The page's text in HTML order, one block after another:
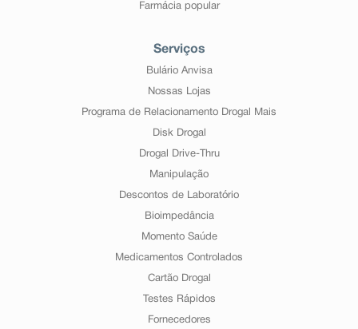
Farmácia popular
Serviços
Bulário Anvisa
Nossas Lojas
Programa de Relacionamento Drogal Mais
Disk Drogal
Drogal Drive-Thru
Manipulação
Descontos de Laboratório
Bioimpedância
Momento Saúde
Medicamentos Controlados
Cartão Drogal
Testes Rápidos
Fornecedores